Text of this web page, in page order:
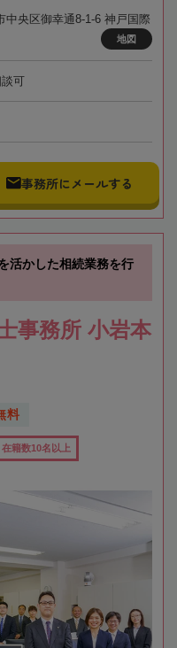
中央区御幸通8-1-6 神戸国際
地図
可
事務所にメールする
活かした相続業務を行
事務所 小岩本
料
在籍数10名以上